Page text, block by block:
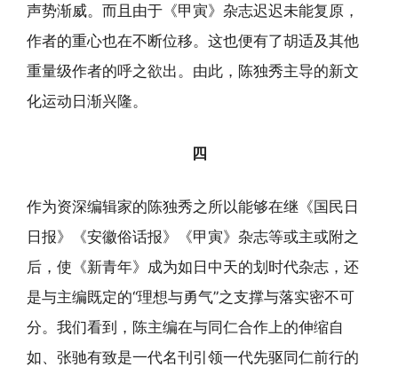
声势渐威。而且由于《甲寅》杂志迟迟未能复原，
作者的重心也在不断位移。这也便有了胡适及其他
重量级作者的呼之欲出。由此，陈独秀主导的新文
化运动日渐兴隆。
四
作为资深编辑家的陈独秀之所以能够在继《国民日
日报》《安徽俗话报》《甲寅》杂志等或主或附之
后，使《新青年》成为如日中天的划时代杂志，还
是与主编既定的“理想与勇气”之支撑与落实密不可
分。我们看到，陈主编在与同仁合作上的伸缩自
如、张驰有致是一代名刊引领一代先驱同仁前行的